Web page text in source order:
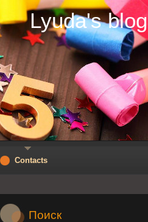
Lyuda's blog
Поиск
Contacts